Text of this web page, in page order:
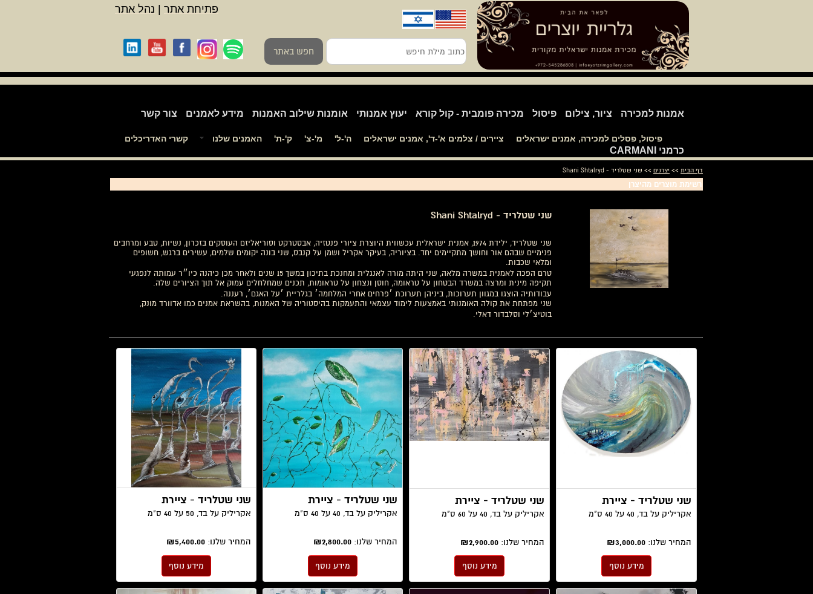
פיסול, פסלים למכירה, אמנים ישראלים ציירים / צלמים א'-ד', אמנים ישראלים ה'-ל' מ'-צ' ק'-ת' האמנים שלנו קשרי האדריכלים
אמנות למכירה ציור, צילום פיסול מכירה פומבית - קול קורא יעוץ אמנותי אומנות שילוב האמנות מידע לאמנים צור קשר
כרמני CARMANI
פתיחת אתר נהל אתר
כתוב
מילת
חיפש
חפש באתר
דף הבית >> יצרנים >> שני שטלריד - Shani Shtalryd
רשימת מוצרים מהיצרן
שני שטלריד - Shani Shtalryd
שני שטלריד, ילידת 1974, אמנית ישראלית עכשווית היוצרת ציורי פנטזיה, אבסטרקט וסוריאליזם העוסקים בזכרון, נשיות, טבע ומרחבים
פנימיים שבהם אור וחושך מתקיימים יחד. בציוריה, בעיקר אקריל ושמן על קנבס, שני בונה יקומים שלמים, עשירים ברגש, חשופים
ומלאי שכבות.
טרם הפכה לאמנית במשרה מלאה, שני היתה מורה לאנגלית ומחנכת בתיכון במשך 15 שנים ולאחר מכן כיהנה כיו״ר עמותה לנפגעי
תקיפה מינית ומרצה במשרד הבטחון על טראומה, חוסן ונצחון על טראומות, תכנים שמחלחלים עמוק אל תוך הציורים שלה.
עבודותיה הוצגו במגוון תערוכות, ביניהן תערוכת ׳פרחים אחרי המלחמה׳ בגלריית ׳על האגם׳, רעננה.
שני מפתחת את קולה האומנותי באמצעות לימוד עצמאי והתעמקות בהיסטוריה של האמנות, בהשראת אמנים כמו אדוורד מונק,
בוטיצ׳לי וסלבדור דאלי.
שני שטלריד - ציירת
אקריליק על בד, 40 על 40 ס"מ
המחיר שלנו: ₪3,000.00
מידע נוסף
שני שטלריד - ציירת
אקריליק על בד, 40 על 60 ס"מ
המחיר שלנו: ₪2,900.00
מידע נוסף
שני שטלריד - ציירת
אקריליק על בד, 40 על 40 ס"מ
המחיר שלנו: ₪2,800.00
מידע נוסף
שני שטלריד - ציירת
אקריליק על בד, 50 על 40 ס"מ
המחיר שלנו: ₪5,400.00
מידע נוסף